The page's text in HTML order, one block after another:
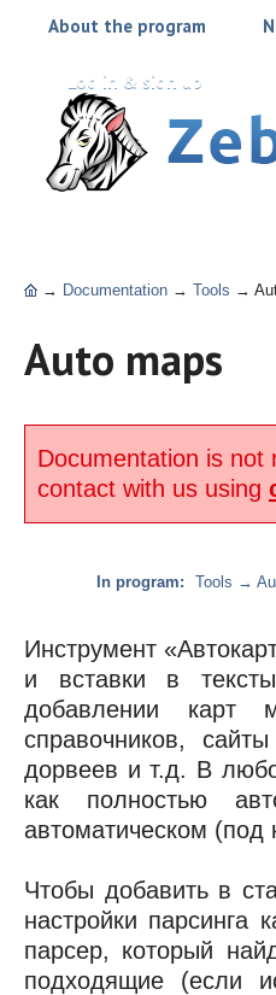
About the program
Log in & sign up
→ Documentation → Tools →
Auto maps
Documentation is not
contact with us using
In program: Tools →
Инструмент
и вставки в
добавлении карт
справочников,
дорвеев и т.д. В
как полностью
автоматическом (под
Чтобы добавить в
настройки парсинга
парсер, который
подходящие (если